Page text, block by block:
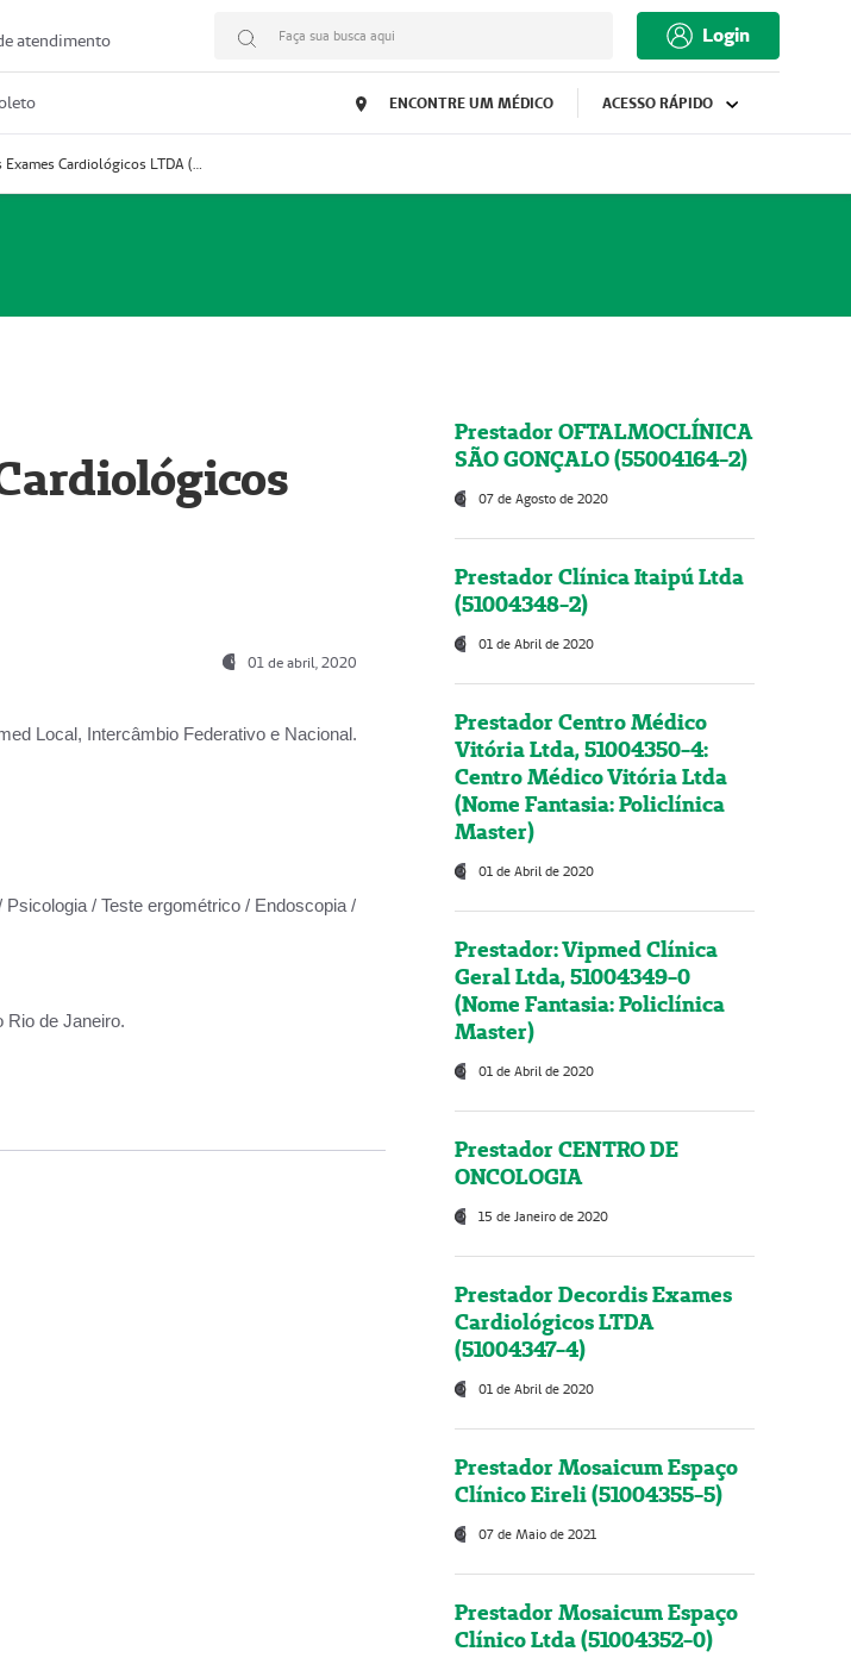
atendimento Faça sua busca aqui Login
ENCONTRE UM MÉDICO ACESSO RÁPIDO
Prestador Decordis Exames Cardiológicos LTDA (51004346-0)
01 de abril, 2020
Local, Intercâmbio Federativo e Nacional.
/ Teste ergométrico / Endoscopia /
Rio de Janeiro.
Prestador OFTALMOCLÍNICA
SÃO GONÇALO (55004164-2)
07 de Agosto de 2020
Prestador Clínica Itaipú Ltda
(51004348-2)
01 de Abril de 2020
Prestador Centro Médico
Vitória Ltda, 51004350-4:
Centro Médico Vitória Ltda
(Nome Fantasia: Policlínica
Master)
01 de Abril de 2020
Prestador: Vipmed Clínica
Geral Ltda, 51004349-0
(Nome Fantasia: Policlínica
Master)
01 de Abril de 2020
Prestador CENTRO DE
ONCOLOGIA
15 de Janeiro de 2020
Prestador Decordis Exames
Cardiológicos LTDA
(51004347-4)
01 de Abril de 2020
Prestador Mosaicum Espaço
Clínico Eireli (51004355-5)
07 de Maio de 2021
Prestador Mosaicum Espaço
Clínico Ltda (51004352-0)